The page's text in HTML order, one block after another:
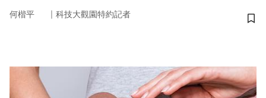
何楷平 ｜ 科技大觀園特約記者
儲